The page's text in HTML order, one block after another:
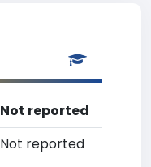
Not reported
Not reported